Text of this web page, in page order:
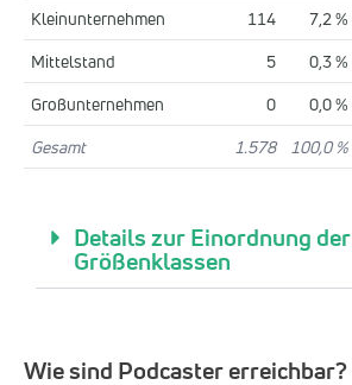
Kleinunternehmen
114
7,2 %
Mittelstand
5
0,3 %
Großunternehmen
0
0,0 %
Gesamt
1.578 100,0 %
Details zur Einordnung der
Größenklassen
Wie sind Podcaster erreichbar?